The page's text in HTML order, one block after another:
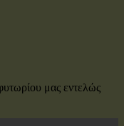
μας εντελώς